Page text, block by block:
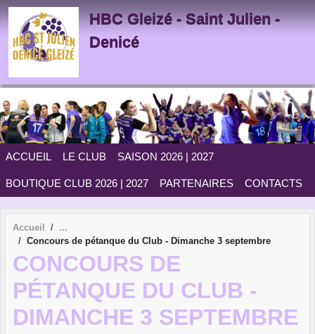
HBC Gleizé - Saint Julien -
Denicé
ACCUEIL LE CLUB SAISON 2026 | 2027
BOUTIQUE CLUB 2026 | 2027 PARTENAIRES CONTACTS
Accueil
Concours de pétanque du Club - Dimanche 3 septembre
CONCOURS DE
PÉTANQUE DU CLUB -
DIMANCHE 3 SEPTEMBRE
Panneau de gestion des cookies